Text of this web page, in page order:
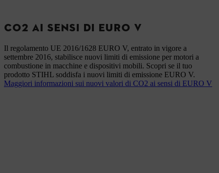
CO2 AI SENSI DI EURO V
Il regolamento UE 2016/1628 EURO V, entrato in vigore a
settembre 2016, stabilisce nuovi limiti di emissione per motori a
combustione in macchine e dispositivi mobili. Scopri se il tuo
prodotto STIHL soddisfa i nuovi limiti di emissione EURO V.
Maggiori informazioni sui nuovi valori di CO2 ai sensi di EURO V